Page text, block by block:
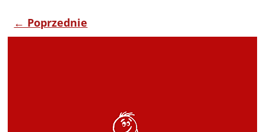
← Poprzednie